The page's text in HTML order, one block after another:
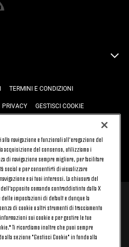
TERMINI E CONDIZIONI
PRIVACY GESTISCI COOKIE
Druento, 175 10151 Torino - Italia;
Il servizio è attivo dal lunedì al
festivi esclusi.
al piano tariffario sottoscritto con il
navigazione e funzionali all’erogazione del
acquisizione del consenso, utilizziamo i
di navigazione sempre migliore, per facilitare
social e per consentirti di visualizzare
e ai tuoi interessi. La chiusura del
comando contraddistinto dalla X
impostazioni di default e dunque la
di cookie o altri strumenti di tracciamento
sui cookie e per gestire le tue
Ti ricordiamo inoltre che puoi sempre
alla sezione "Gestisci Cookie" in fondo alla